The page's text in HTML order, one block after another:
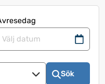
Navigera
Sök